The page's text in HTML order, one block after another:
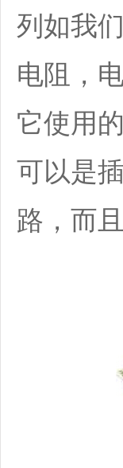
列如我
电阻，
它使用
可以是
路，而